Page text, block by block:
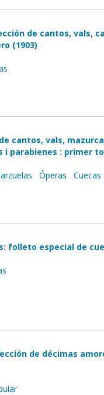
de cantos, vals,
(1903)
cantos, vals,
i parabienes : primer
Óperas
Cuecas
folleto especial de
de décimas